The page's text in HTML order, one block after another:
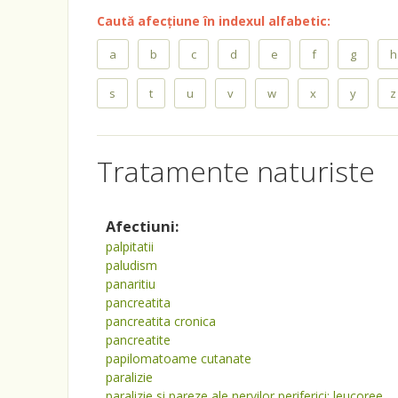
Caută afecțiune în indexul alfabetic:
a b c d e f g h
s t u v w x y z
Tratamente naturiste
Afectiuni:
palpitatii
paludism
panaritiu
pancreatita
pancreatita cronica
pancreatite
papilomatoame cutanate
paralizie